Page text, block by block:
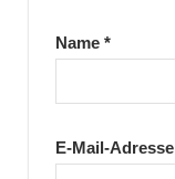
Name *
E-Mail-Adresse